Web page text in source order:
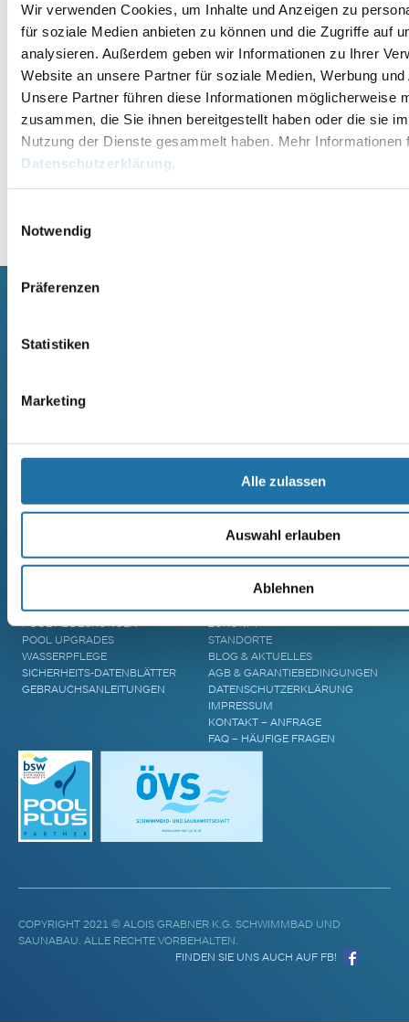
Wir verwenden Cookies, um Inhalte und Anzeigen zu
für soziale Medien anbieten zu können und die Zugriffe auf
analysieren. Außerdem geben wir Informationen zu Ihrer
Website an unsere Partner für soziale Medien, Werbung
Unsere Partner führen diese Informationen möglicherweise
zusammen, die Sie ihnen bereitgestellt haben oder die sie
Nutzung der Dienste gesammelt haben. Mehr Informationen
Datenschutzerklärung
Notwendig
Präferenzen
Statistiken
Marketing
Alle zulassen
Auswahl erlauben
Ablehnen
REMO
RUND- UND OVALBECKEN RIVA
RUND- UND OVALBECKEN MIAMI
RECHTECK POOL OZEAN
GFK-POLYESTERPOOL
AREND SAARI
MASSIVHOLZSAUNA
AREND SAARI KOMFORT
AREND TALVA
MASSIVHOLZSAUNA
AREND TARU MASSIVHOLZSAUNA
ZUBEHÖR & INFORMATIONEN
POOL ÜBERDACHUNGEN
POOL ABDECKUNGEN
POOL UPGRADES
WASSERPFLEGE
SICHERHEITS-DATENBLÄTTER
GEBRAUCHSANLEITUNGEN
CRANPOOL – GESCHICHTE &
ZUKUNFT
STANDORTE
BLOG & AKTUELLES
AGB & GARANTIEBEDINGUNGEN
DATENSCHUTZERKLÄRUNG
IMPRESSUM
KONTAKT – ANFRAGE
FAQ – HÄUFIGE FRAGEN
COPYRIGHT 2021 © ALOIS GRABNER K.G. SCHWIMMBAD UND
SAUNABAU. ALLE RECHTE VORBEHALTEN.
FINDEN SIE UNS AUCH AUF FB!